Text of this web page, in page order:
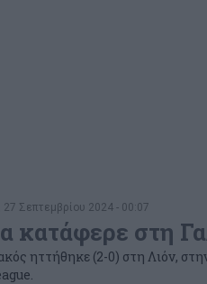
Σεπτεμβρίου 2024 - 00:07
κατάφερε στη
ηττήθηκε (2-0) στη Λιόν,